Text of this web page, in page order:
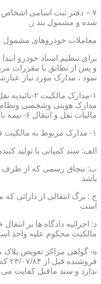
۷ – دفتر ثبت اسامی اشخاص
شده و مشمول بند ز.
معاملات خودروهای مشمول
برای تنظیم اسناد خودرو
و پس از تطابق با مقررات
نمود ، مدارک مورد نیاز
مالیات نقل و انتقال ۶- بیمه نامه شخص ثالث معتبر ۷-کارت سوخت
۱- مدارک مربوط به مالکیت فروشنده که عبارتند از
الف: سند کمپانی یا تولید
ب: بنچاق رسمی که از طرف
باشد
ج : برگ انتقالی از دارائی
است
د: اجرائیه دادگاه ها بر
مالکیت محکوم علیه واخذ
ه- گواهی مراکز تعویض پلاک
ندارد و سند ماقبل کفایت می